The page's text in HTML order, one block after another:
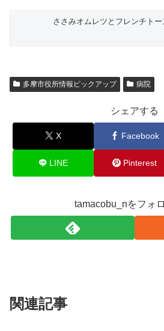
ささみオムレツとフレンチト
多摩市役所情報ピックアップ 病院
シェアする
X Facebook
LINE Pinterest
tamacobu_nをフォ
関連記事